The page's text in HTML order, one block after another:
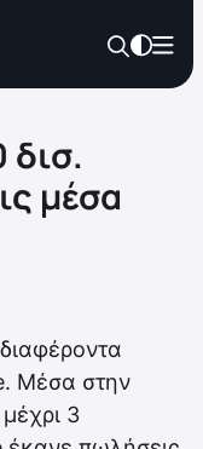
δισ.
μέσα
Μέσα στην
3